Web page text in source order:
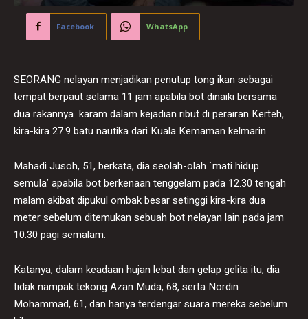
Facebook WhatsApp
SEORANG nelayan menjadikan penutup tong ikan sebagai
tempat berpaut selama 11 jam apabila bot dinaiki bersama
dua rakannya karam dalam kejadian ribut di perairan Kerteh,
kira-kira 27.9 batu nautika dari Kuala Kemaman kelmarin.
Mahadi Jusoh, 51, berkata, dia seolah-olah `mati hidup
semula’ apabila bot berkenaan tenggelam pada 12.30 tengah
malam akibat dipukul ombak besar setinggi kira-kira dua
meter sebelum ditemukan sebuah bot nelayan lain pada jam
10.30 pagi semalam.
Katanya, dalam keadaan hujan lebat dan gelap gelita itu, dia
tidak nampak tekong Azan Muda, 68, serta Nordin
Mohammad, 61, dan hanya terdengar suara mereka sebelum